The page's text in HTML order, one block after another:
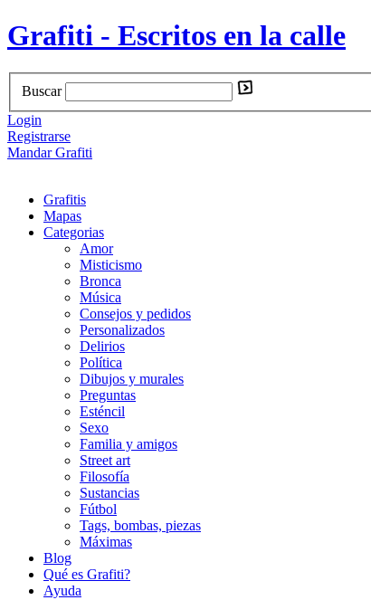
Grafiti - Escritos en la calle
Buscar
Login
Registrarse
Mandar Grafiti
Grafitis
Mapas
Categorias
Amor
Misticismo
Bronca
Música
Consejos y pedidos
Personalizados
Delirios
Política
Dibujos y murales
Preguntas
Esténcil
Sexo
Familia y amigos
Street art
Filosofía
Sustancias
Fútbol
Tags, bombas, piezas
Máximas
Blog
Qué es Grafiti?
Ayuda